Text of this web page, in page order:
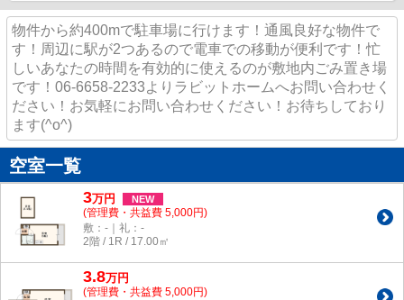
物件から約400mで駐車場に行けます！通風良好な物件で
す！周辺に駅が2つあるので電車での移動が便利です！忙
しいあなたの時間を有効的に使えるのが敷地内ごみ置き場
です！06-6658-2233よりラビットホームへお問い合わせく
ださい！お気軽にお問い合わせください！お待ちしており
ます(^o^)
空室一覧
3万円 NEW
(管理費・共益費 5,000円)
敷：-｜礼：-
2階 / 1R / 17.00㎡
3.8万円
(管理費・共益費 5,000円)